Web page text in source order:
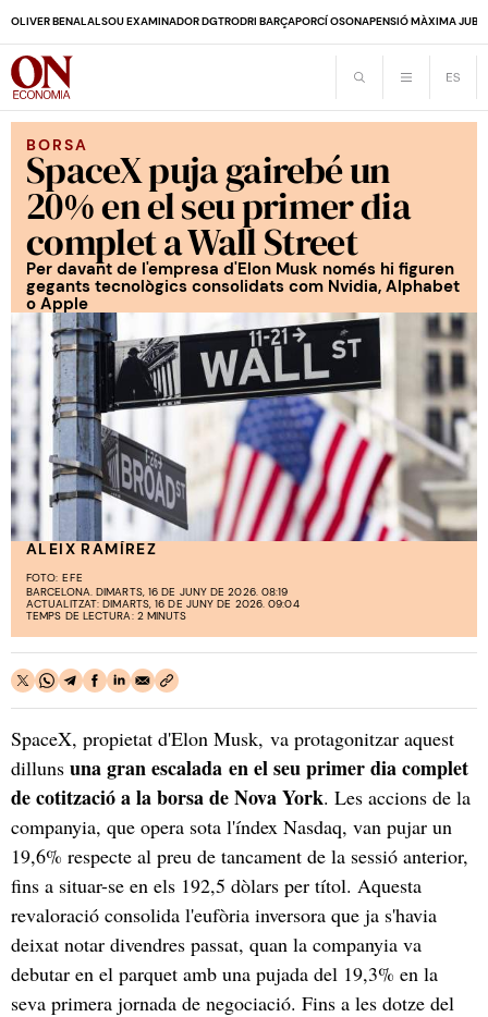
OLIVER BENALALSOU EXAMINADOR DGTRODRI BARÇAPORCÍ OSONAPENSIÓ MÀXIMA
BORSA
SpaceX puja gairebé un
20% en el seu primer dia
complet a Wall Street
Per davant de l'empresa d'Elon Musk només hi figuren
gegants tecnològics consolidats com Nvidia, Alphabet
o Apple
ALEIX RAMÍREZ
FOTO: EFE
BARCELONA. DIMARTS, 16 DE JUNY DE 2026. 08:19
ACTUALITZAT: DIMARTS, 16 DE JUNY DE 2026. 09:04
TEMPS DE LECTURA: 2 MINUTS
SpaceX, propietat d'Elon Musk, va protagonitzar aquest
dilluns una gran escalada en el seu primer dia complet
de cotització a la borsa de Nova York. Les accions de la
companyia, que opera sota l'índex Nasdaq, van pujar un
19,6% respecte al preu de tancament de la sessió anterior,
fins a situar-se en els 192,5 dòlars per títol. Aquesta
revaloració consolida l'eufòria inversora que ja s'havia
deixat notar divendres passat, quan la companyia va
debutar en el parquet amb una pujada del 19,3% en la
seva primera jornada de negociació. Fins a les dotze del